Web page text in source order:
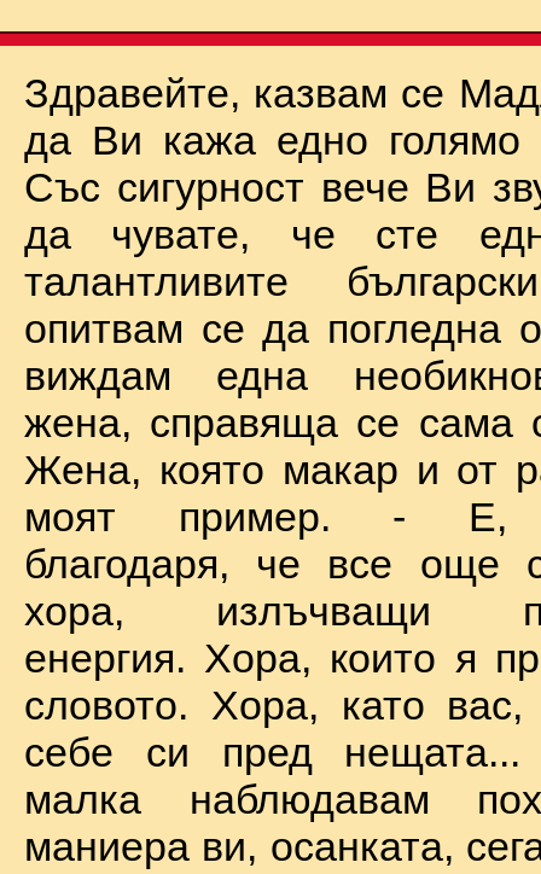
Здравейте, казвам се
да Ви кажа едно голямо
Със сигурност вече Ви
да чувате, че сте
талантливите
опитвам се да погледна
виждам една
жена, справяща се сама
Жена, която макар и от
моят пример. - Е,
благодаря, че все още
хора, излъчващи
енергия. Хора, които я
словото. Хора, като
себе си пред
малка наблюдавам
маниера ви, осанката,